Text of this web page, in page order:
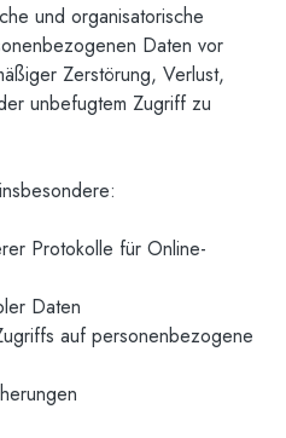
und organisatorische
Daten vor
Zerstörung, Verlust,
unbefugtem Zugriff zu
Protokolle für Online-
Daten
auf personenbezogene